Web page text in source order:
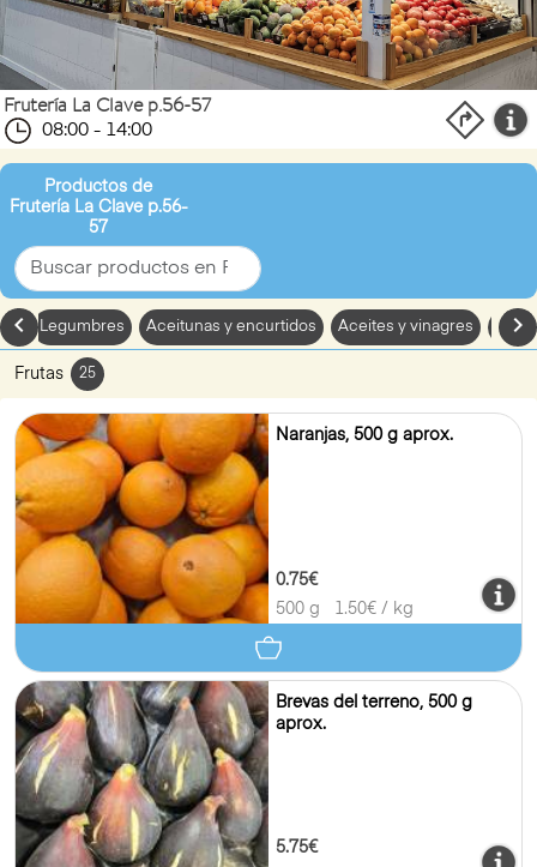
Frutería La Clave p.56-57
08:00 - 14:00
Productos de
Frutería La Clave p.56-
57
chevron_left Legumbres Aceitunas y encurtidos Aceites y vinagres
Frutas 25
Naranjas, 500 g aprox.
0.75€
500 g
1.50€ / kg
Brevas del terreno, 500 g
aprox.
5.75€